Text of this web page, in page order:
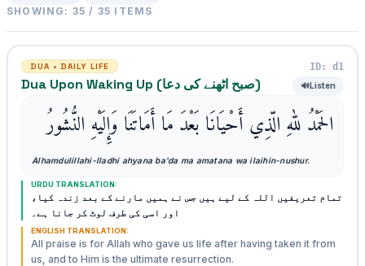
SHOWING: 35 / 35 ITEMS
DUA • DAILY LIFE ID: d1
Dua Upon Waking Up (صبح اٹھنے کی دعا) 🔊Listen
الحَمْدُ للهِ الّذِي أَحْيَانَا بَعْدَ مَا أَمَاتَنَا وَإِلَيْهِ النُّشُورُ
Alhamdulillahi-lladhi ahyana ba'da ma amatana wa ilaihin-nushur.
URDU TRANSLATION:
تمام تعریفیں اللہ کے لیے ہیں جس نے ہمیں مارنے کے بعد زندہ کیا،
اور اسی کی طرف لوٹ کر جانا ہے۔
ENGLISH TRANSLATION:
All praise is for Allah who gave us life after having taken it from
us, and to Him is the ultimate resurrection.